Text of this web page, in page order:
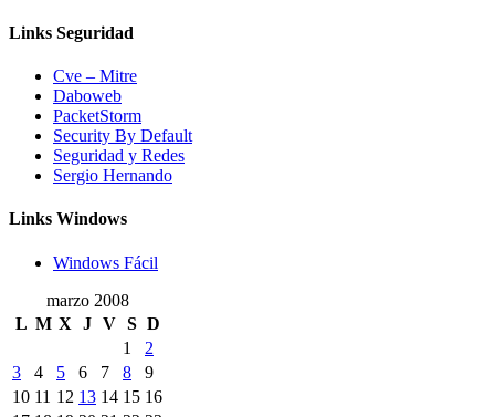
Links Seguridad
Cve – Mitre
Daboweb
PacketStorm
Security By Default
Seguridad y Redes
Sergio Hernando
Links Windows
Windows Fácil
marzo 2008
L M X J V S D
1
2
3
4 5 6 7 8
9
10 11 12 13 14 15 16